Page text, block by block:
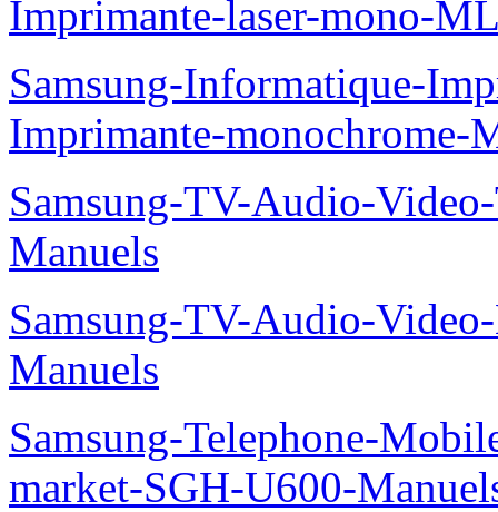
Imprimante-laser-mono-
Samsung-Informatique-
Imprimante-monochrome-
Samsung-TV-Audio-
Manuels
Samsung-TV-Audio-
Manuels
Samsung-Telephone-
market-SGH-U600-